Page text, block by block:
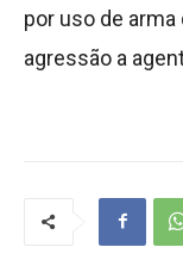
por uso de
agressão a